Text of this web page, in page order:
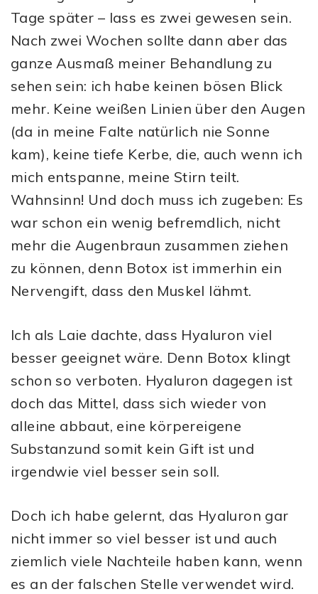
Tage später – lass es zwei gewesen sein.
Nach zwei Wochen sollte dann aber das
ganze Ausmaß meiner Behandlung zu
sehen sein: ich habe keinen bösen Blick
mehr. Keine weißen Linien über den Augen
(da in meine Falte natürlich nie Sonne
kam), keine tiefe Kerbe, die, auch wenn ich
mich entspanne, meine Stirn teilt.
Wahnsinn! Und doch muss ich zugeben: Es
war schon ein wenig befremdlich, nicht
mehr die Augenbraun zusammen ziehen
zu können, denn Botox ist immerhin ein
Nervengift, dass den Muskel lähmt.
Ich als Laie dachte, dass Hyaluron viel
besser geeignet wäre. Denn Botox klingt
schon so verboten. Hyaluron dagegen ist
doch das Mittel, dass sich wieder von
alleine abbaut, eine körpereigene
Substanzund somit kein Gift ist und
irgendwie viel besser sein soll.
Doch ich habe gelernt, das Hyaluron gar
nicht immer so viel besser ist und auch
ziemlich viele Nachteile haben kann, wenn
es an der falschen Stelle verwendet wird.